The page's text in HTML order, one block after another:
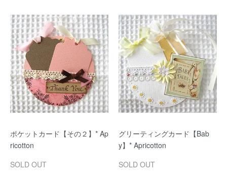
ポケットカード【その２】* Ap
ricotton
SOLD OUT
グリーティングカード【Bab
y】* Apricotton
SOLD OUT